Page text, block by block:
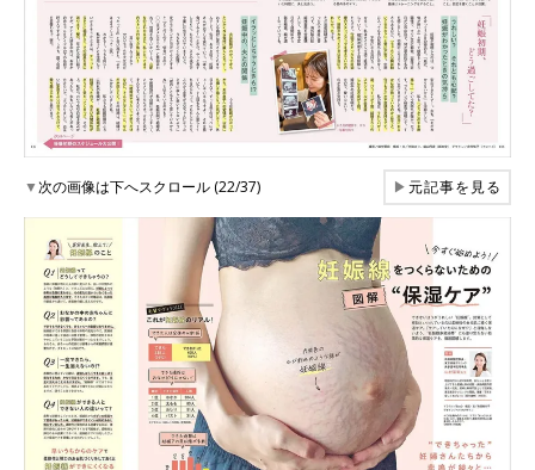
▼次の画像は下へスクロール (22/37) ▶元記事を見る